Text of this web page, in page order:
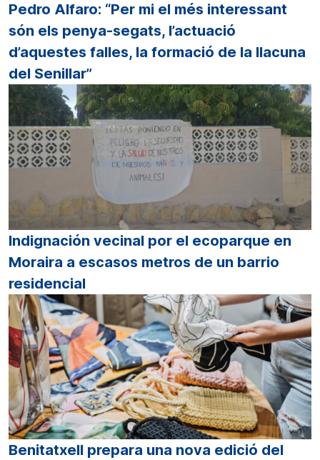
Pedro Alfaro: “Per mi el més interessant
són els penya-segats, l’actuació
d’aquestes falles, la formació de la llacuna
del Senillar”
Indignación vecinal por el ecoparque en
Moraira a escasos metros de un barrio
residencial
Benitatxell prepara una nova edició del